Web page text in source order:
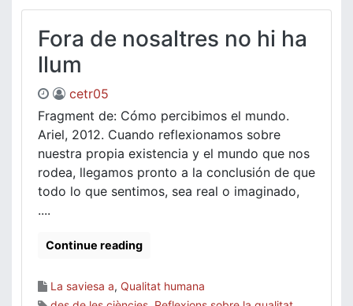
Fora de nosaltres no hi ha
llum
cetr05
Fragment de: Cómo percibimos el mundo.
Ariel, 2012. Cuando reflexionamos sobre
nuestra propia existencia y el mundo que nos
rodea, llegamos pronto a la conclusión de que
todo lo que sentimos, sea real o imaginado,
....
Continue reading
La saviesa a, Qualitat humana